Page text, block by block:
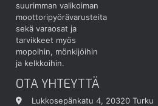
suurimman valikoiman
moottoripyörävarusteita
sekä varaosat ja
tarvikkeet myös
mopoihin, mönkijöihin
ja kelkkoihin.
OTA YHTEYTTÄ
Lukkosepänkatu 4, 20320 Turku